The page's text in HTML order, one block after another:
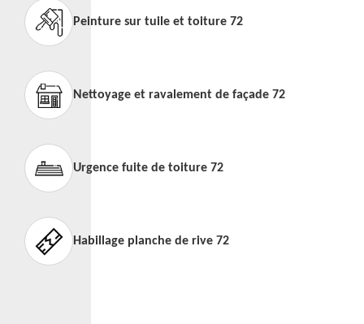
Peinture sur tuile et toiture 72
Nettoyage et ravalement de façade 72
Urgence fuite de toiture 72
Habillage planche de rive 72